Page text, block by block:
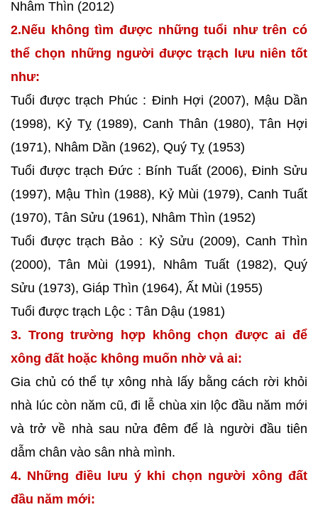
Nhâm Thìn (2012)
2.Nếu không tìm được những tuổi như trên có
thể chọn những người được trạch lưu niên tốt
như:
Tuổi được trạch Phúc : Đinh Hợi (2007), Mậu Dần
(1998), Kỷ Tỵ (1989), Canh Thân (1980), Tân Hợi
(1971), Nhâm Dần (1962), Quý Tỵ (1953)
Tuổi được trạch Đức : Bính Tuất (2006), Đinh Sửu
(1997), Mậu Thìn (1988), Kỷ Mùi (1979), Canh Tuất
(1970), Tân Sửu (1961), Nhâm Thìn (1952)
Tuổi được trạch Bảo : Kỷ Sửu (2009), Canh Thìn
(2000), Tân Mùi (1991), Nhâm Tuất (1982), Quý
Sửu (1973), Giáp Thìn (1964), Ất Mùi (1955)
Tuổi được trạch Lộc : Tân Dậu (1981)
3. Trong trường hợp không chọn được ai để
xông đất hoặc không muốn nhờ vả ai:
Gia chủ có thể tự xông nhà lấy bằng cách rời khỏi
nhà lúc còn năm cũ, đi lễ chùa xin lộc đầu năm mới
và trở về nhà sau nửa đêm để là người đầu tiên
dẫm chân vào sân nhà mình.
4. Những điều lưu ý khi chọn người xông đất
đầu năm mới: